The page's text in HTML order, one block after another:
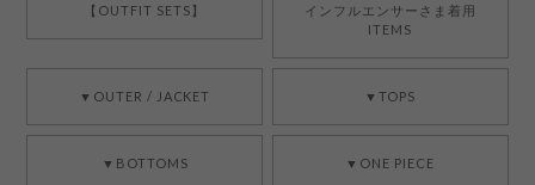
【OUTFIT SETS】
インフルエンサーさま着用
ITEMS
▼OUTER / JACKET ▼TOPS
▼BOTTOMS ▼ONE PIECE